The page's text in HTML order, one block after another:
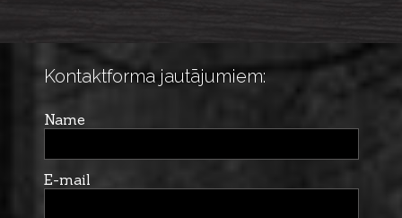
Kontaktforma jautājumiem:
Name
E-mail